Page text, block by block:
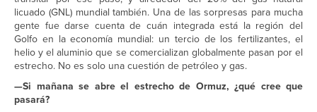
licuado (GNL) mundial también. Una de las sorpresas para mucha
gente fue darse cuenta de cuán integrada está la región del
Golfo en la economía mundial: un tercio de los fertilizantes, el
helio y el aluminio que se comercializan globalmente pasan por el
estrecho. No es solo una cuestión de petróleo y gas.
—Si mañana se abre el estrecho de Ormuz, ¿qué cree que
pasará?